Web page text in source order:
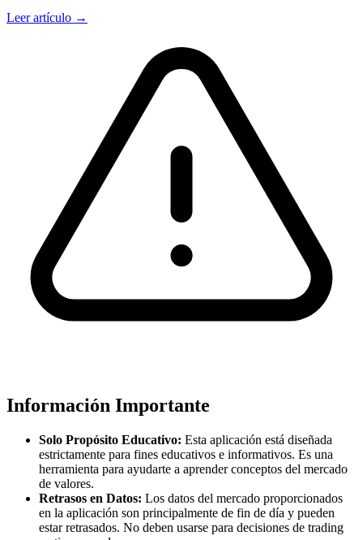
Leer artículo →
Información Importante
Solo Propósito Educativo: Esta aplicación está diseñada
estrictamente para fines educativos e informativos. Es una
herramienta para ayudarte a aprender conceptos del mercado
de valores.
Retrasos en Datos: Los datos del mercado proporcionados
en la aplicación son principalmente de fin de día y pueden
estar retrasados. No deben usarse para decisiones de trading